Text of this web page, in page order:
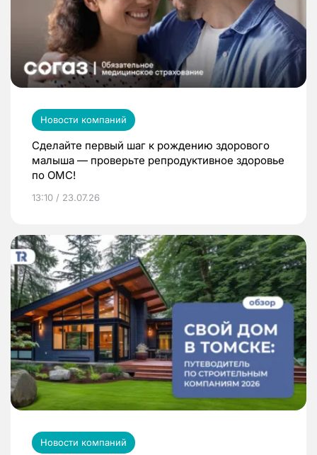
Новости компаний
Сделайте первый шаг к рождению здорового
малыша — проверьте репродуктивное здоровье
по ОМС!
13:10 / 23.07.26
Новости компаний